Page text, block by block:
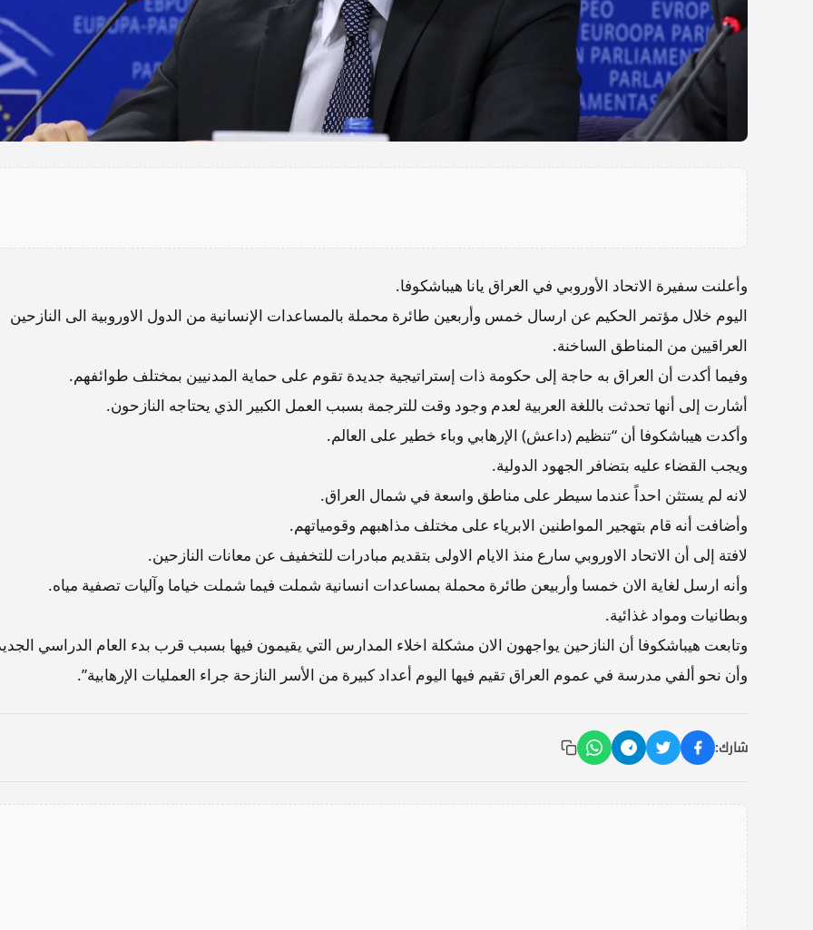
وأعلنت سفيرة الاتحاد الأوروبي في العراق يانا هيباشكوفا.
اليوم خلال مؤتمر الحكيم عن ارسال خمس وأربعين طائرة محملة بالمساعدات الإنسانية من الدول الاوروبية الى النازحين
العراقيين من المناطق الساخنة.
وفيما أكدت أن العراق به حاجة إلى حكومة ذات إستراتيجية جديدة تقوم على حماية المدنيين بمختلف طوائفهم.
أشارت إلى أنها تحدثت باللغة العربية لعدم وجود وقت للترجمة بسبب العمل الكبير الذي يحتاجه النازحون.
وأكدت هيباشكوفا أن “تنظيم (داعش) الإرهابي وباء خطير على العالم.
ويجب القضاء عليه بتضافر الجهود الدولية.
لانه لم يستثن احداً عندما سيطر على مناطق واسعة في شمال العراق.
وأضافت أنه قام بتهجير المواطنين الابرياء على مختلف مذاهبهم وقومياتهم.
لافتة إلى أن الاتحاد الاوروبي سارع منذ الايام الاولى بتقديم مبادرات للتخفيف عن معانات النازحين.
وأنه ارسل لغاية الان خمسا وأربيعن طائرة محملة بمساعدات انسانية شملت فيما شملت خياما وآليات تصفية مياه.
وبطانيات ومواد غذائية.
وتابعت هيباشكوفا أن النازحين يواجهون الان مشكلة اخلاء المدارس التي يقيمون فيها بسبب قرب بدء العام الدراسي
وأن نحو ألفي مدرسة في عموم العراق تقيم فيها اليوم أعداد كبيرة من الأسر النازحة جراء العمليات الإرهابية”.
شارك: